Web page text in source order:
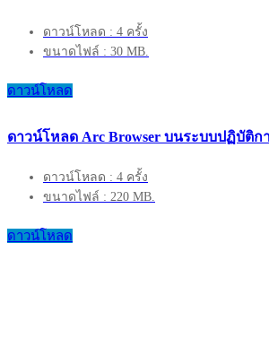
ดาวน์โหลด : 4 ครั้ง
ขนาดไฟล์ : 30 MB.
ดาวน์โหลด
ดาวน์โหลด Arc Browser บนระบบปฏิบัติก
ดาวน์โหลด : 4 ครั้ง
ขนาดไฟล์ : 220 MB.
ดาวน์โหลด